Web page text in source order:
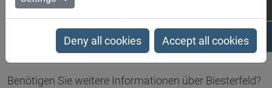
Biesterfeld SE Newsroom
Bild- und Infomaterial
Benötigen Sie weitere Informationen über Biesterfeld?
Deny all cookies Accept all cookies